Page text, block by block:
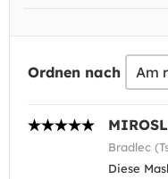
Ordnen nach
Bradlec
Diese